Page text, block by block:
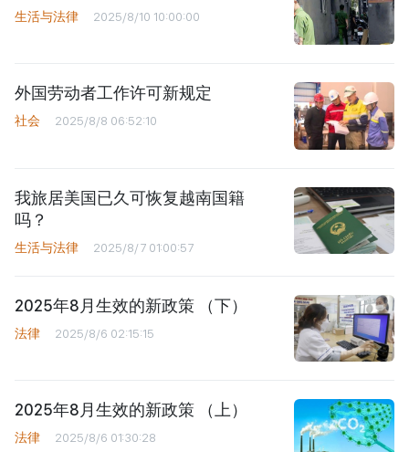
生活与法律 2025/8/10 10:00:00
外国劳动者工作许可新规定
社会 2025/8/8 06:52:10
我旅居美国已久可恢复越南国籍
吗？
生活与法律 2025/8/7 01:00:57
2025年8月生效的新政策 （下）
法律 2025/8/6 02:15:15
2025年8月生效的新政策 （上）
法律 2025/8/6 01:30:28